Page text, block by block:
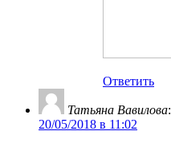
Ответить
Татьяна Вавилова:
20/05/2018 в 11:02